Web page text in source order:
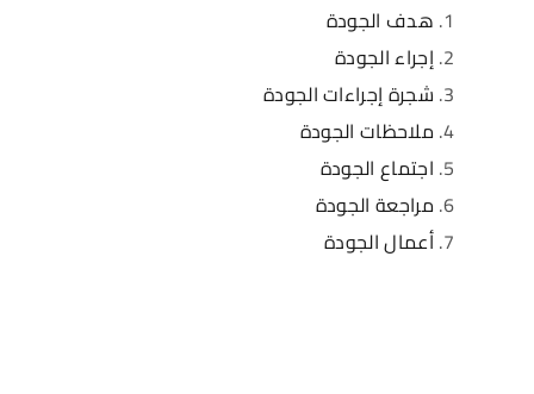
هدف الجودة
إجراء الجودة
شجرة إجراءات الجودة
ملاحظات الجودة
اجتماع الجودة
مراجعة الجودة
أعمال الجودة